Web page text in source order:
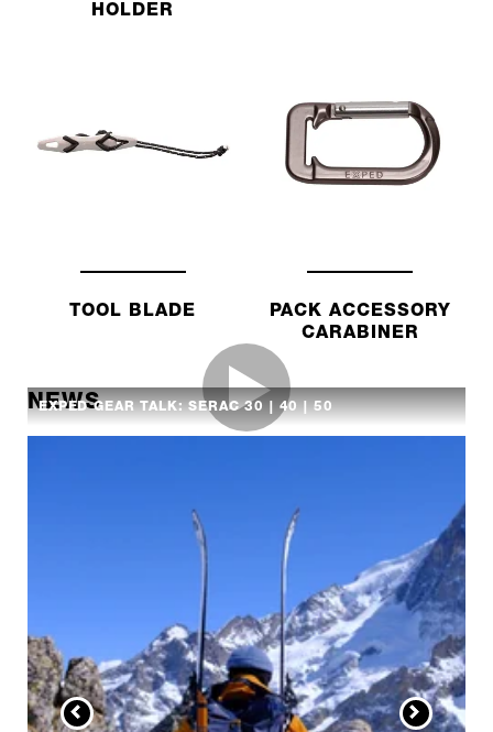
HOLDER
TOOL BLADE
PACK ACCESSORY
CARABINER
EXPED GEAR TALK: SERAC 30 | 40 | 50
NEWS